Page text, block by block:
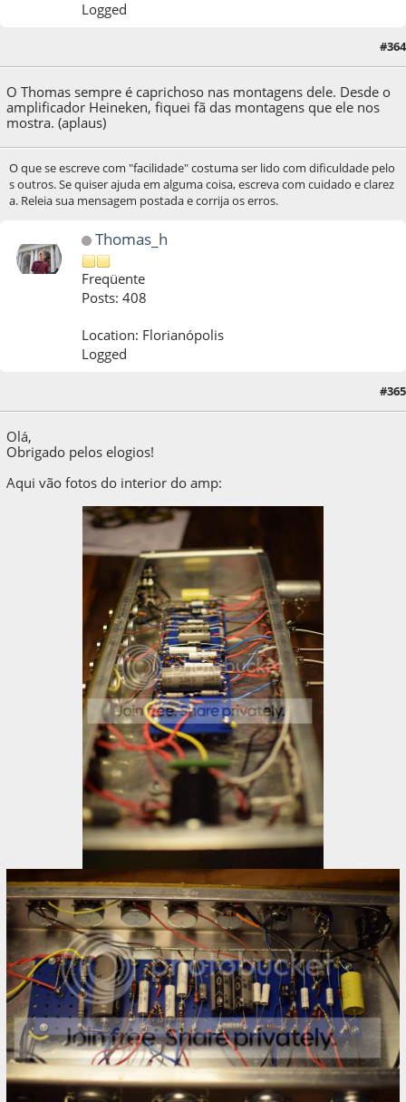
Logged
#364
O Thomas sempre é caprichoso nas montagens dele. Desde o
amplificador Heineken, fiquei fã das montagens que ele nos
mostra. (aplaus)
O que se escreve com "facilidade" costuma ser lido com dificuldade pelo
s outros. Se quiser ajuda em alguma coisa, escreva com cuidado e clarez
a. Releia sua mensagem postada e corrija os erros.
Thomas_h
Freqüente
Posts: 408
Location: Florianópolis
Logged
#365
Olá,
Obrigado pelos elogios!
Aqui vão fotos do interior do amp: